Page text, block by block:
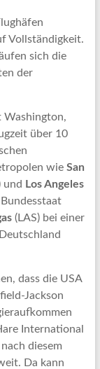
Vollständigkeit.
sich die
der
Washington,
über 10
wie San
und Los Angeles
(LAS) bei einer
dass die USA
Jackson
International
diesem
Da kann